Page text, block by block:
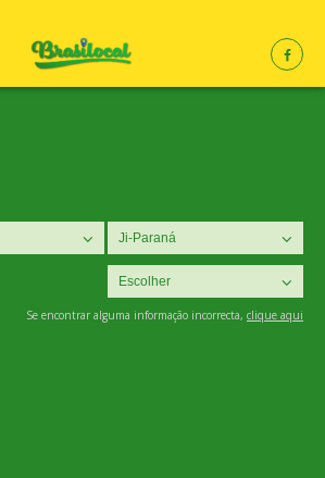
Se encontrar alguma informação incorrecta, clique aqui